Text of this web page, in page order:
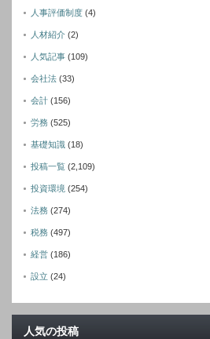
人事評価制度 (4)
人材紹介 (2)
人気記事 (109)
会社法 (33)
会計 (156)
労務 (525)
基礎知識 (18)
投稿一覧 (2,109)
投資環境 (254)
法務 (274)
税務 (497)
経営 (186)
設立 (24)
人気の投稿